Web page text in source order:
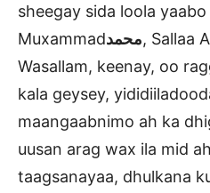
sheegay sida loola
Muxammadمحمد, Sallaa
Wasallam, keenay, oo
kala geysey,
maangaabnimo ah ka
uusan arag wax ila mid
taagsanayaa, dhulkana